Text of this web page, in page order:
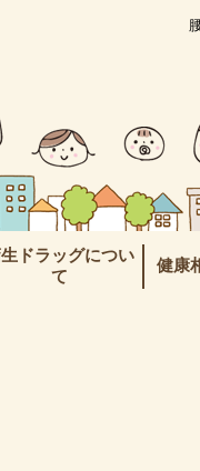
ドラッグについ
て
健康